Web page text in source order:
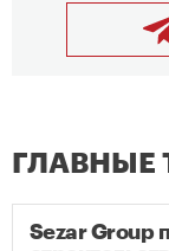
Sezar Group